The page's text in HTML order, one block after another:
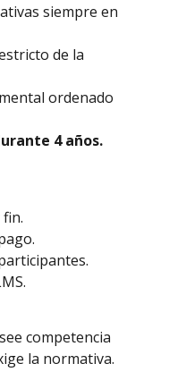
siempre en
de la
ordenado
4 años.
competencia
la normativa.